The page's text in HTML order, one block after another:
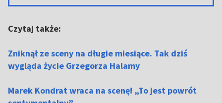
Czytaj także:
Zniknął ze sceny na długie miesiące. Tak dziś
wygląda życie Grzegorza Halamy
Marek Kondrat wraca na scenę! „To jest powrót